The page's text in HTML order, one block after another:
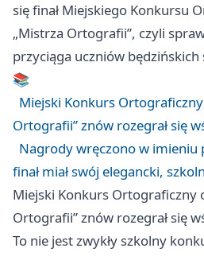
się finał Miejskiego Konkursu
„Mistrza Ortografii”, czyli
przyciąga uczniów będzińskich
📚
Miejski Konkurs
Ortografii” znów rozegrał się
Nagrody wręczono w imieniu
finał miał swój elegancki,
Miejski Konkurs Ortograficzny
Ortografii” znów rozegrał się
To nie jest zwykły szkolny